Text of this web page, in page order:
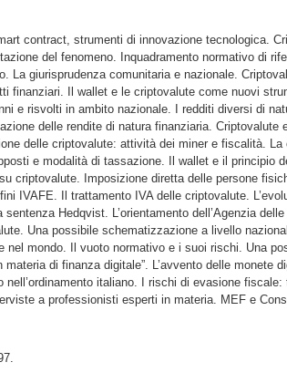
contract, strumenti di innovazione tecnologica.
del fenomeno. Inquadramento normativo di
La giurisprudenza comunitaria e nazionale.
finanziari. Il wallet e le criptovalute come nuovi
e risvolti in ambito nazionale. I redditi diversi di
delle rendite di natura finanziaria. Criptovalute
delle criptovalute: attività dei miner e fiscalità. La
e modalità di tassazione. Il wallet e il principio
criptovalute. Imposizione diretta delle persone
IVAFE. Il trattamento IVA delle criptovalute.
Hedqvist. L’orientamento dell’Agenzia
Una possibile schematizzazione a livello
nel mondo. Il vuoto normativo e i suoi rischi. Una
materia di finanza digitale”. L’avvento delle monete
italiano. I rischi di evasione fiscale:
a professionisti esperti in materia. MEF e